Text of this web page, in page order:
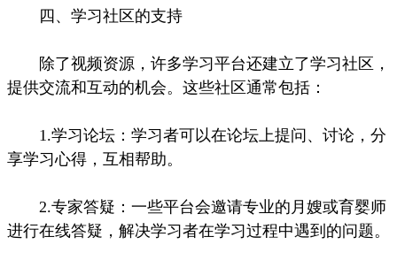
四、学习社区的支持
除了视频资源，许多学习平台还建立了学习社区，
提供交流和互动的机会。这些社区通常包括：
1.学习论坛：学习者可以在论坛上提问、讨论，分
享学习心得，互相帮助。
2.专家答疑：一些平台会邀请专业的月嫂或育婴师
进行在线答疑，解决学习者在学习过程中遇到的问题。